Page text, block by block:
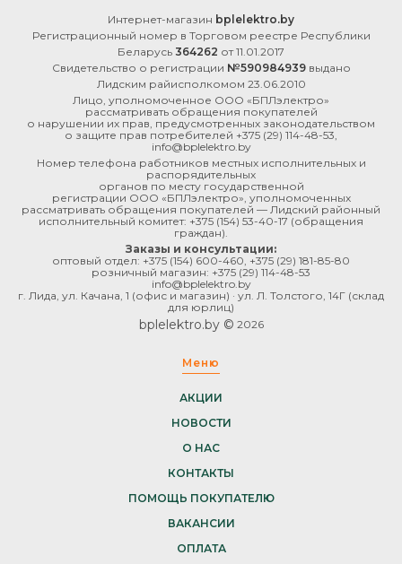
белая
белый
Все 20
ПРИМЕНИТЬ (0)
ОЧИСТИТЬ ФИЛЬТР
Интернет-магазин bplelektro.by
Регистрационный номер в Торговом реестре Республики
Беларусь 364262 от 11.01.2017
Свидетельство о регистрации №590984939выдано
Лидским райисполкомом 23.06.2010
Лицо, уполномоченное ООО «БПЛэлектро»
рассматривать обращения покупателей
о нарушении их прав, предусмотренных законодательством
о защите прав потребителей +375 (29) 114-48-53
info@bplelektro.by
Номер телефона работников местных исполнительных и
распорядительных
органов по месту государственной
регистрации ООО «БПЛэлектро», уполномоченных
рассматривать обращения покупателей — Лидский районный
исполнительный комитет: +375 (154) 53-40-17 (обращения
граждан).
Заказы и консультации:
оптовый отдел: +375 (154) 600-460 +375 (29) 181-85-80
розничный магазин: +375 (29) 114-48-53
info@bplelektro.by
г. Лида, ул. Качана, 1 (офис и магазин) · ул. Л. Толстого, 14Г (склад
для юрлиц)
bplelektro.by © 2026
Меню
АКЦИИ
НОВОСТИ
О НАС
КОНТАКТЫ
ПОМОЩЬ ПОКУПАТЕЛЮ
ВАКАНСИИ
ОПЛАТА